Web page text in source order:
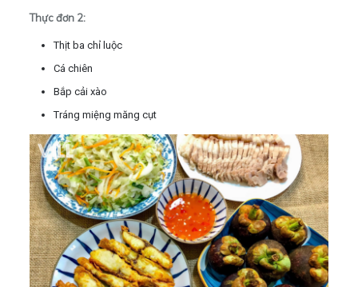
Thực đơn 2:
Thịt ba chỉ luộc
Cá chiên
Bắp cải xào
Tráng miệng măng cụt